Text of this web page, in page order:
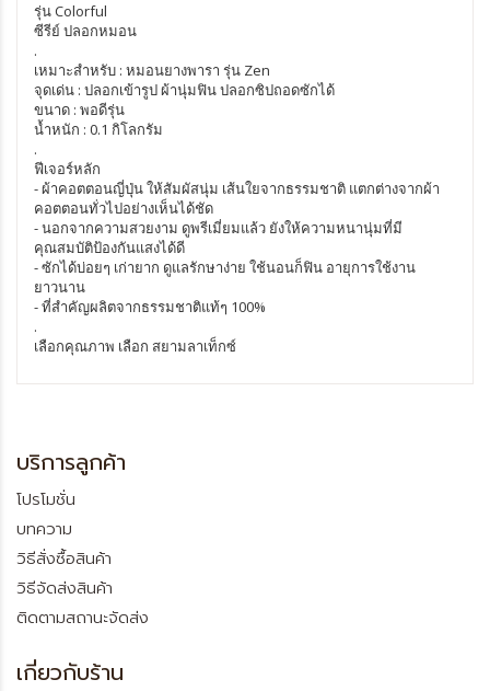
รุ่น Colorful
ซีรีย์ ปลอกหมอน
.
เหมาะสำหรับ : หมอนยางพารา รุ่น Zen
จุดเด่น : ปลอกเข้ารูป ผ้านุ่มฟิน ปลอกซิปถอดซักได้
ขนาด : พอดีรุ่น
น้ำหนัก : 0.1 กิโลกรัม
.
ฟีเจอร์หลัก
- ผ้าคอตตอนญี่ปุ่น ให้สัมผัสนุ่ม เส้นใยจากธรรมชาติ แตกต่างจากผ้า
คอตตอนทั่วไปอย่างเห็นได้ชัด
- นอกจากความสวยงาม ดูพรีเมี่ยมแล้ว ยังให้ความหนานุ่มที่มี
คุณสมบัติป้องกันแสงได้ดี
- ซักได้บ่อยๆ เก่ายาก ดูแลรักษาง่าย ใช้นอนก็ฟิน อายุการใช้งาน
ยาวนาน
- ที่สำคัญผลิตจากธรรมชาติแท้ๆ 100%
.
เลือกคุณภาพ เลือก สยามลาเท็กซ์
บริการลูกค้า
โปรโมชั่น
บทความ
วิธีสั่งซื้อสินค้า
วิธีจัดส่งสินค้า
ติดตามสถานะจัดส่ง
เกี่ยวกับร้าน